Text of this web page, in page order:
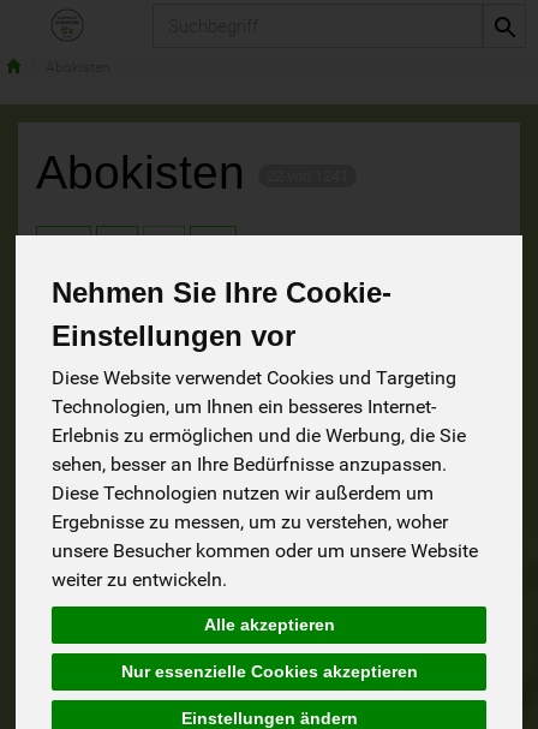
Nehmen Sie Ihre Cookie-
Einstellungen vor
Diese Website verwendet Cookies und Targeting
Technologien, um Ihnen ein besseres Internet-
Erlebnis zu ermöglichen und die Werbung, die Sie
sehen, besser an Ihre Bedürfnisse anzupassen.
Diese Technologien nutzen wir außerdem um
Ergebnisse zu messen, um zu verstehen, woher
unsere Besucher kommen oder um unsere Website
weiter zu entwickeln.
Alle akzeptieren
Nur essenzielle Cookies akzeptieren
Einstellungen ändern
Abokisten